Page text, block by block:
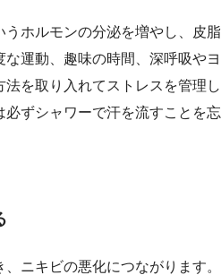
うホルモンの分泌を増やし、皮脂
運動、趣味の時間、深呼吸やヨ
を取り入れてストレスを管理し
必ずシャワーで汗を流すことを忘
ニキビの悪化につながります。